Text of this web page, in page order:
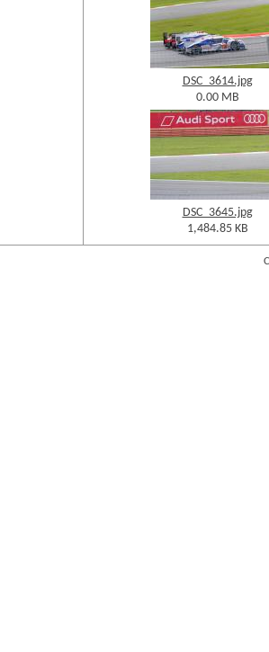
DSC_3614.jpg
0.00 MB
DSC_3645.jpg
1,484.85 KB